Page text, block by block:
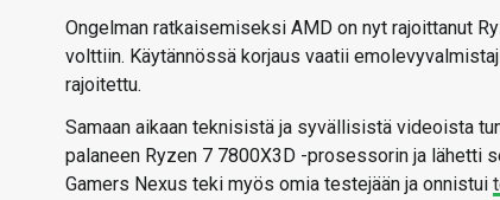
Ongelman ratkaisemiseksi AMD on nyt rajoittanut
volttiin. Käytännössä korjaus vaatii
rajoitettu.
Samaan aikaan teknisistä ja syvällisistä videoista
palaneen Ryzen 7 7800X3D -prosessorin ja lähetti
Gamers Nexus teki myös omia testejään ja onnistui